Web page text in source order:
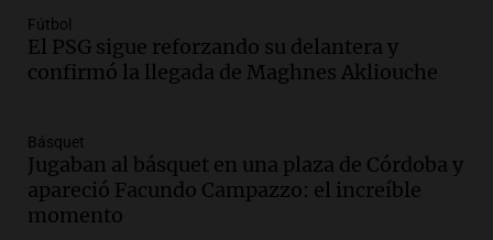
Audio.
los empresarios del país cree que la
economía mejorará el próximo año
Audio. Carolina Losada: "Faltó que el
oficialismo la explique mejor" sobre la
ley de propiedad privada
Informados al regreso
Fútbol
El PSG sigue reforzando su delantera y
confirmó la llegada de Maghnes Akliouche
Básquet
Jugaban al básquet en una plaza de Córdoba y
apareció Facundo Campazzo: el increíble
momento